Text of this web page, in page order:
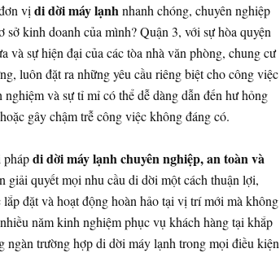
vịdi dời máy lạnhnhanh chóng, chuyên nghiệp
kinh doanh của mình? Quận 3, với sự hòa quyện
và sự hiện đại của các tòa nhà văn phòng, chung cư
luôn đặt ra những yêu cầu riêng biệt cho công việc
và sự tỉ mỉ có thể dễ dàng dẫn đến hư hỏng
gây chậm trễ công việc không đáng có.
di dời máy lạnh chuyên nghiệp, an toàn và
giải quyết mọi nhu cầu di dời một cách thuận lợi,
đặt và hoạt động hoàn hảo tại vị trí mới mà không
năm kinh nghiệm phục vụ khách hàng tại khắp
ngàn trường hợp di dời máy lạnh trong mọi điều kiện